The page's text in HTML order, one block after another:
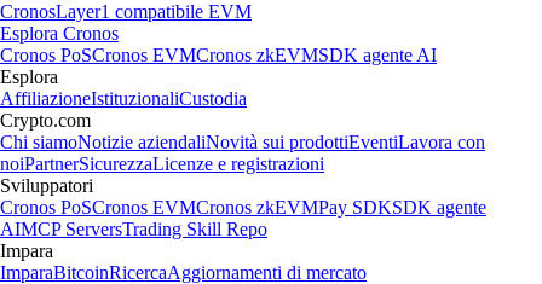
CronosLayer1 compatibile EVM
Esplora Cronos
Cronos PoSCronos EVMCronos zkEVMSDK agente AI
Esplora
AffiliazioneIstituzionaliCustodia
Crypto.com
Chi siamoNotizie aziendaliNovità sui prodottiEventiLavora con
noiPartnerSicurezzaLicenze e registrazioni
Sviluppatori
Cronos PoSCronos EVMCronos zkEVMPay SDKSDK agente
AIMCP ServersTrading Skill Repo
Impara
ImparaBitcoinRicercaAggiornamenti di mercato